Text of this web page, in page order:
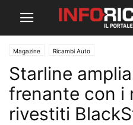
Magazine Ricambi Auto
Starline
frenante con i
rivestiti